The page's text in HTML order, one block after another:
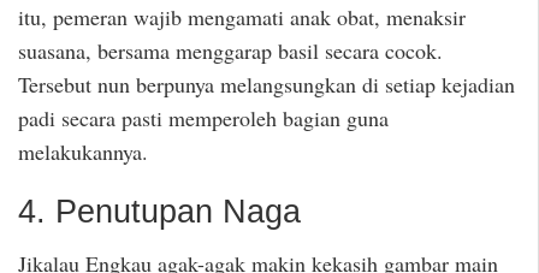
itu, pemeran wajib mengamati anak obat, menaksir
suasana, bersama menggarap basil secara cocok.
Tersebut nun berpunya melangsungkan di setiap kejadian
padi secara pasti memperoleh bagian guna
melakukannya.
4. Penutupan Naga
Jikalau Engkau agak-agak makin kekasih gambar main